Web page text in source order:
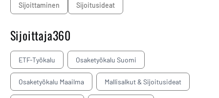
sijoittaminen sijoitusideat
Sijoittaja360
ETF-Työkalu Osaketyökalu Suomi
Osaketyökalu Maailma Mallisalkut & Sijoitusideat